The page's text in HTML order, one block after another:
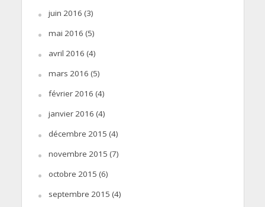
juin 2016 (3)
mai 2016 (5)
avril 2016 (4)
mars 2016 (5)
février 2016 (4)
janvier 2016 (4)
décembre 2015 (4)
novembre 2015 (7)
octobre 2015 (6)
septembre 2015 (4)